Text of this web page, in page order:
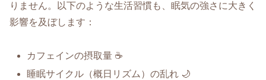
りません。以下のような生活習慣も、眠気の強さに大きく
影響を及ぼします：
カフェインの摂取量 ☕
睡眠サイクル（概日リズム）の乱れ 🌙